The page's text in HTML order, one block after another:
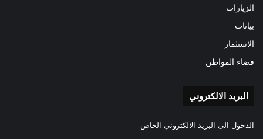
الزيارات
بيانات
الاستثمار
فضاء المواطن
البريد الالكتروني
الدخول الى البريد الالكتروني الخاص